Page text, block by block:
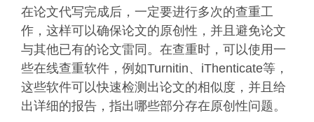
在论文代写完成后，一定要进行多次的查重工
作，这样可以确保论文的原创性，并且避免论文
与其他已有的论文雷同。在查重时，可以使用一
些在线查重软件，例如Turnitin、iThenticate等，
这些软件可以快速检测出论文的相似度，并且给
出详细的报告，指出哪些部分存在原创性问题。